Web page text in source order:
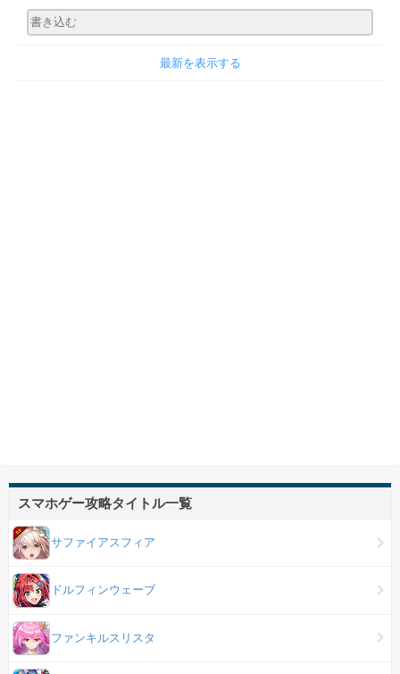
最新を表示する
スマホゲー攻略タイトル一覧
サファイアスフィア
ドルフィンウェーブ
ファンキルスリスタ